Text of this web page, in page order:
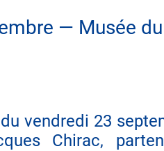
— Musée
vendredi 23
Chirac,